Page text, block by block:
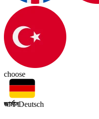
choose
জার্মানDeutsch